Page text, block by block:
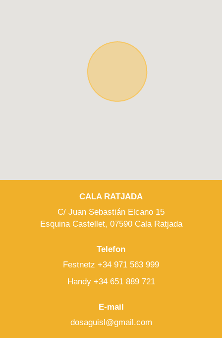
CALA RATJADA
C/ Juan Sebastián Elcano 15
Esquina Castellet, 07590 Cala Ratjada
Telefon
Festnetz +34 971 563 999
Handy +34 651 889 721
E-mail
dosaguisl@gmail.com